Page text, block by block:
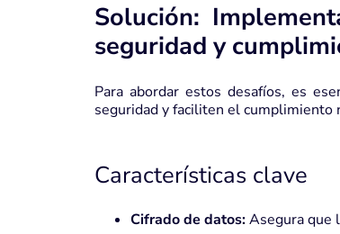
Solución:
seguridad y
Para abordar estos desafíos, es
seguridad y faciliten el cumplimiento
Características clave
Cifrado de datos:Asegura que